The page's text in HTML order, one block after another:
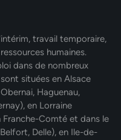
travail temporaire,
humaines.
dans de nombreux
situées en Alsace
Haguenau,
en Lorraine
Franche-Comté et dans le
Delle), en Ile-de-